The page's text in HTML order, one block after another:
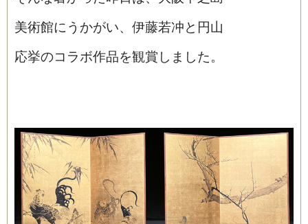
美術館にうかがい、伊藤若冲と円山
応挙のコラボ作品を観賞しました。